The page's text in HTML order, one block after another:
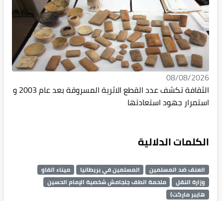
08/08/2026
الثقافة تكشف عدد القطع الاثرية المسروقة بعد عام 2003 و
استمرار جهود استعادتها
الكلمات الدلالية
العنف ضد المسلمين المسلمين في بريطانيا
ميناء الفاو
وزارة النقل
ملحمة الطف جلجامش شخصية الإمام الحسين
هايبر ماركت)